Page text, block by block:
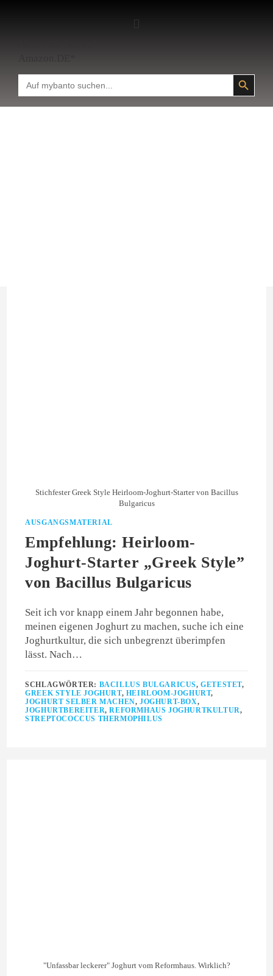
for:
SEARCH BUTTON
Stichfester Greek Style Heirloom-Joghurt-Starter von Bacillus
Bulgaricus
AUSGANGSMATERIAL
Empfehlung: Heirloom-
Joghurt-Starter „Greek Style”
von Bacillus Bulgaricus
Seit ich vor knapp einem Jahr begonnen habe,
meinen eigenen Joghurt zu machen, suche ich eine
Joghurtkultur, die sich unbegrenzt überimpfen
lässt. Nach…
SCHLAGWÖRTER: BACILLUS BULGARICUS,GETESTET,
GREEK STYLE JOGHURT, HEIRLOOM-JOGHURT,
JOGHURT SELBER MACHEN,JOGHURT-BOX,
JOGHURTBEREITER,REFORMHAUS JOGHURTKULTUR,
STREPTOCOCCUS THERMOPHILUS
"Unfassbar leckerer" Joghurt vom Reformhaus. Wirklich?